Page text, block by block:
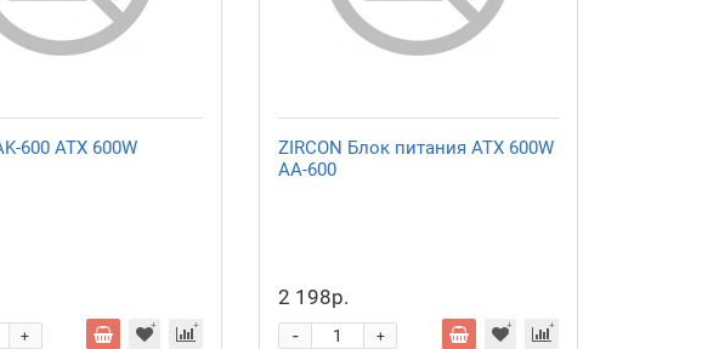
600 ATX 600W
+
ZIRCON Блок питания ATX 600W
AA-600
2 198р.
+
-